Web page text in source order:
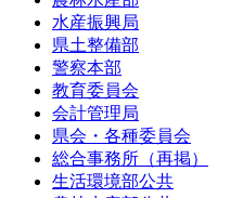
水産振興局
県土整備部
警察本部
教育委員会
会計管理局
県会・各種委員会
総合事務所（再掲）
生活環境部公共